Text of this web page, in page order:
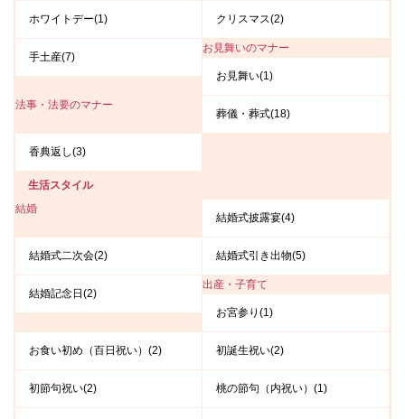
ホワイトデー(1) クリスマス(2)
手土産(7)
お見舞いのマナー
お見舞い(1)
法事・法要のマナー
葬儀・葬式(18)
香典返し(3)
生活スタイル
結婚
結婚式披露宴(4)
結婚式二次会(2) 結婚式引き出物(5)
結婚記念日(2)
出産・子育て
お宮参り(1)
お食い初め（百日祝い）(2) 初誕生祝い(2)
初節句祝い(2) 桃の節句（内祝い）(1)